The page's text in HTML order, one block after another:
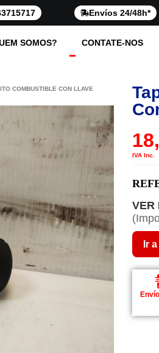
Envíos 24/48h*
SOMOS? CONTATE-NOS
COMBUSTIBLE CON LLAVE
IVA Inc.
VER
Ir